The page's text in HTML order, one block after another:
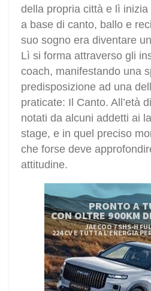
della propria città e lì
a base di canto, ballo e
suo sogno era diventare
Lì si forma attraverso gli
coach, manifestando una
predisposizione ad una
praticate: Il Canto. All’età
notati da alcuni addetti ai
stage, e in quel preciso
che forse deve
attitudine.